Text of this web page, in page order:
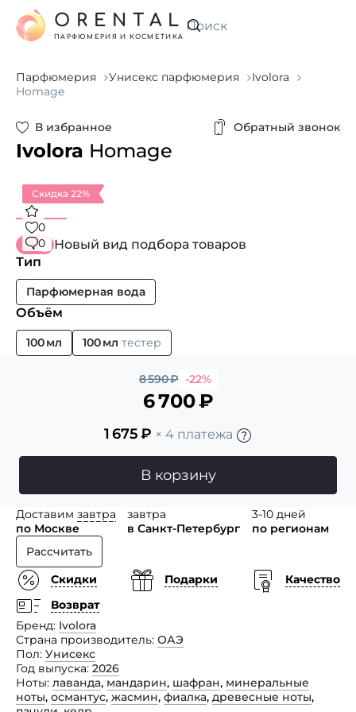
Искать
ORENTAL
ПАРФЮМЕРИЯ И КОСМЕТИКА
Парфюмерия Унисекс парфюмерия
Ivolora
Homage
В избранное Обратный звонок
Ivolora Homage
Скидка 22%
0
0
Новый вид подбора товаров
Тип
Парфюмерная вода
Объём
100 мл 100 мл тестер
8 590₽ -22%
6 700₽
1 675₽ × 4 платежа
В корзину
Доставим завтра
по Москве
завтра
в Санкт-Петербург
3-10 дней
по регионам
Рассчитать
Скидки
Подарки
Качество
Возврат
Бренд Ivolora
Страна производитель ОАЭ
Пол Унисекс
Год выпуска 2026
Ноты лаванда, мандарин, шафран, минеральные
ноты, османтус, жасмин, фиалка, древесные ноты,